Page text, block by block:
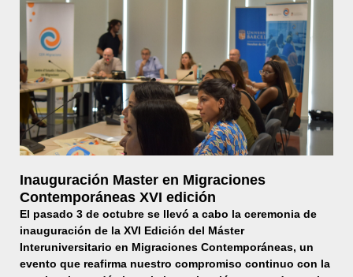
Inauguración Master en Migraciones
Contemporáneas XVI edición
El pasado 3 de octubre se llevó a cabo la ceremonia de
inauguración de la XVI Edición del Máster
Interuniversitario en Migraciones Contemporáneas, un
evento que reafirma nuestro compromiso continuo con la